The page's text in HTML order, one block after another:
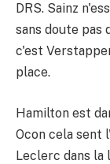
DRS. Sainz
sans doute pas
c'est
place.
Hamilton est
Ocon cela sent
Leclerc dans la